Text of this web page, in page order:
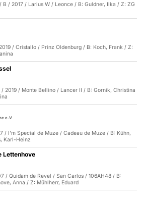
B / 2017 / Larius W / Leonce / B: Guldner, Ilka / Z: ZG
/ Cristallo / Prinz Oldenburg / B: Koch, Frank / Z:
/ 2019 / Monte Bellino / Lancer II / B: Gornik, Christina
e.V
/ I'm Special de Muze / Cadeau de Muze / B: Kühn,
Karl-Heinz
Lettenhove
/ Quidam de Revel / San Carlos / 106AH48 / B:
Anna / Z: Mühlherr, Eduard